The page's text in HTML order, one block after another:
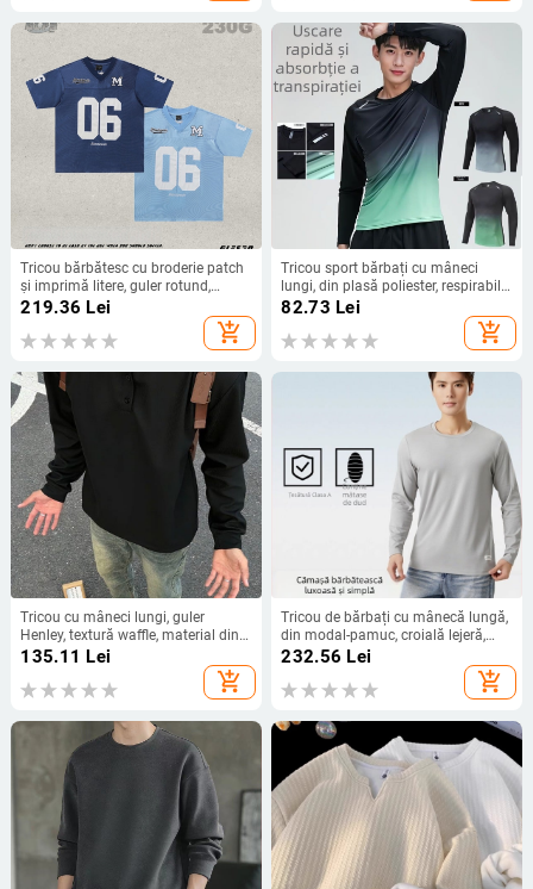
Tricou bărbătesc cu broderie patch
și imprimă litere, guler rotund,
mâneci scurte, material amestec
219.36 Lei
add_shopping_cart
Tricou sport bărbați cu mâneci
lungi, din plasă poliester, respirabil
și uscare rapidă, croială subțire,
82.73 Lei
add_shopping_cart
Tricou cu mâneci lungi, guler
Henley, textură waffle, material din
amestec poliester, croială lejeră,
pentru bărbați, primăvară-toamnă
135.11 Lei
add_shopping_cart
Tricou de bărbați cu mânecă lungă,
din modal-pamuc, croială lejeră,
culoare uni, guler rotund, purtare
232.56 Lei
add_shopping_cart